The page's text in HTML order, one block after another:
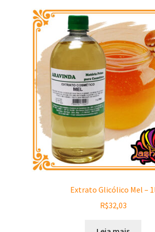
Extrato Glicólico Mel –
R$32,03